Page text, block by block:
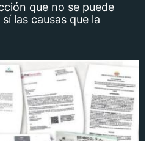
que no se puede
las causas que la